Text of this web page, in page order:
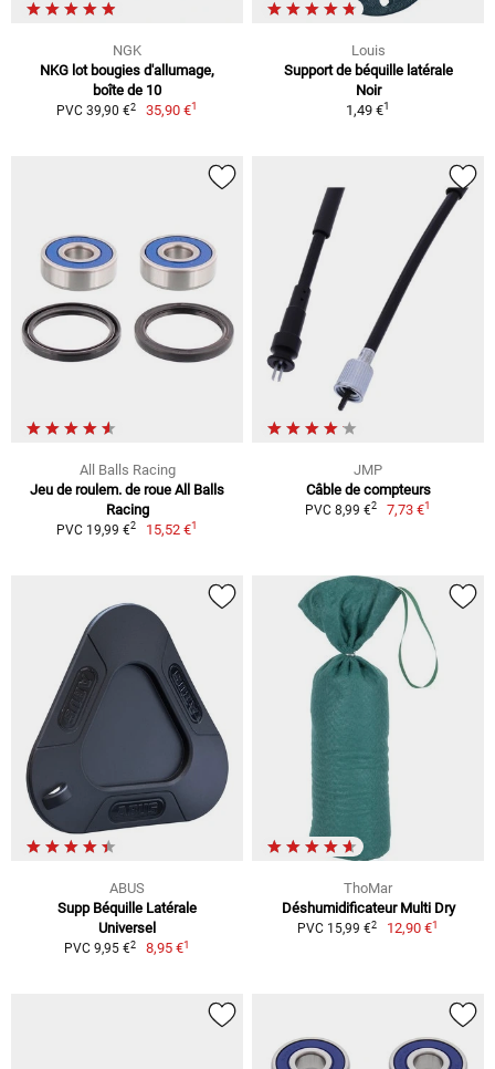
NGK
NKG lot bougies d'allumage,
boîte de 10
PVC 39,90 €2 35,90 €1
Louis
Support de béquille latérale
Noir
1,49 €1
All Balls Racing
Jeu de roulem. de roue All Balls
Racing
PVC 19,99 €2 15,52 €1
JMP
Câble de compteurs
PVC 8,99 €2 7,73 €1
ABUS
Supp Béquille Latérale
Universel
PVC 9,95 €2 8,95 €1
ThoMar
Déshumidificateur Multi Dry
PVC 15,99 €2 12,90 €1